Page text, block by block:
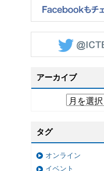
アーカイブ
タグ
オンライン
イベント